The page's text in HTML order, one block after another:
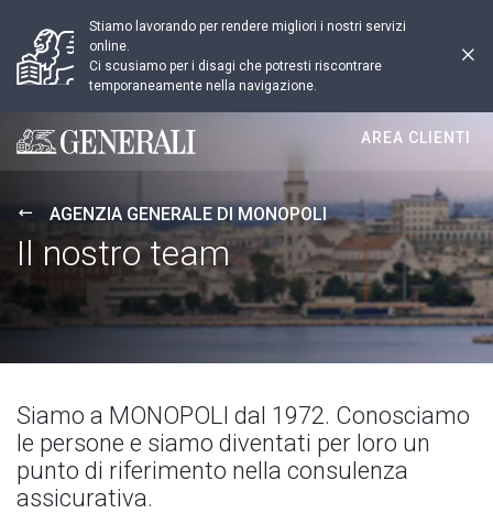
Stiamo lavorando per rendere migliori i nostri servizi
online.
Ci scusiamo per i disagi che potresti riscontrare
temporaneamente nella navigazione.
Generali logo
AREA CLIENTI
AGENZIA GENERALE DI MONOPOLI
Il nostro team
Siamo a MONOPOLI dal 1972. Conosciamo
le persone e siamo diventati per loro un
punto di riferimento nella consulenza
assicurativa.